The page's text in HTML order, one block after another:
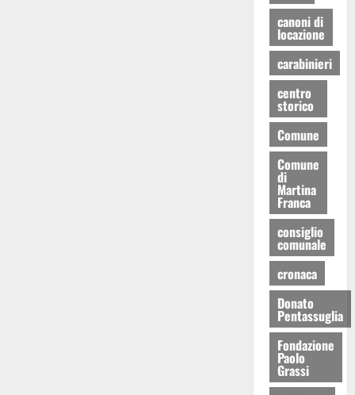
canoni di
locazione
carabinieri
centro
storico
Comune
Comune
di
Martina
Franca
consiglio
comunale
cronaca
Donato
Pentassuglia
Fondazione
Paolo
Grassi